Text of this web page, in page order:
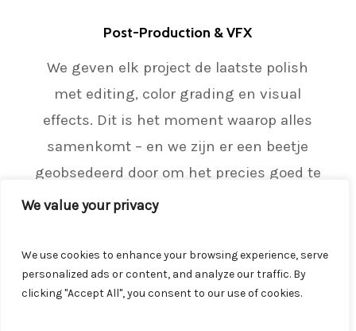
We value your privacy
We use cookies to enhance your browsing experience, serve
personalized ads or content, and analyze our traffic. By
clicking "Accept All", you consent to our use of cookies.
Post-Production & VFX
We geven elk project de laatste polish
met editing, color grading en visual
effects. Dit is het moment waarop alles
samenkomt – en we zijn er een beetje
geobsedeerd door om het precies goed te
krijgen.
RECENTE PROJECTEN